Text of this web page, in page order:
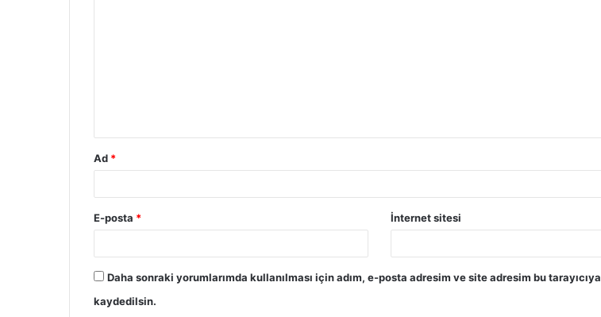
Ad *
E-posta * İnternet sitesi
Daha sonraki yorumlarımda kullanılması için adım, e-posta adresim ve site adresim bu tarayıcıya
kaydedilsin.